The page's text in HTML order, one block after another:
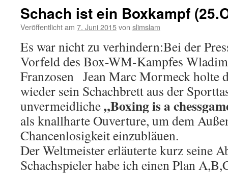
Schach ist ein Boxkampf
Veröffentlicht am 7. Juni 2015von slimslam
Es war nicht zu verhindern:Bei der
Vorfeld des Box-WM-Kampfes
Franzosen Jean Marc Mormeck holte
wieder sein Schachbrett aus der
unvermeidliche„Boxing is a
als knallharte Ouverture, um dem
Chancenlosigkeit einzubläuen.
Der Weltmeister erläuterte kurz seine
Schachspieler habe ich einen Plan